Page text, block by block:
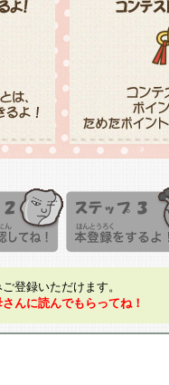
登録いただけます。
んに読んでもらってね！